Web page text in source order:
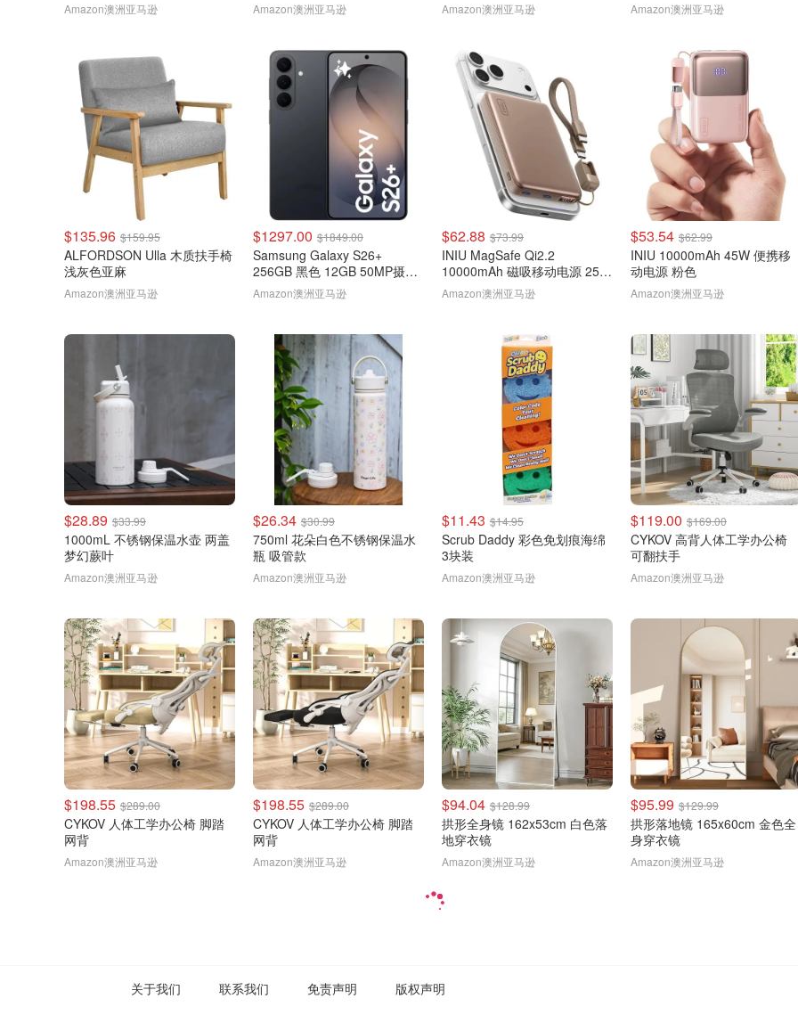
Amazon澳洲亚马逊 Amazon澳洲亚马逊 Amazon澳洲亚马逊 Amazon澳洲亚马逊
$135.96 $159.95
ALFORDSON Ulla 木质扶手椅
浅灰色亚麻
Amazon澳洲亚马逊
$1297.00 $1849.00
Samsung Galaxy S26+
256GB 黑色 12GB 50MP摄像
头
Amazon澳洲亚马逊
$62.88 $73.99
INIU MagSafe Qi2.2
10000mAh 磁吸移动电源 25W
棕色
Amazon澳洲亚马逊
$53.54 $62.99
INIU 10000mAh 45W 便携移
动电源 粉色
Amazon澳洲亚马逊
$28.89 $33.99
1000mL 不锈钢保温水壶 两盖
梦幻蕨叶
Amazon澳洲亚马逊
$26.34 $30.99
750ml 花朵白色不锈钢保温水
瓶 吸管款
Amazon澳洲亚马逊
$11.43 $14.95
Scrub Daddy 彩色免划痕海绵
3块装
Amazon澳洲亚马逊
$119.00 $169.00
CYKOV 高背人体工学办公椅
可翻扶手
Amazon澳洲亚马逊
$198.55 $289.00
CYKOV 人体工学办公椅 脚踏
网背
Amazon澳洲亚马逊
$198.55 $289.00
CYKOV 人体工学办公椅 脚踏
网背
Amazon澳洲亚马逊
$94.04 $128.99
拱形全身镜 162x53cm 白色落
地穿衣镜
Amazon澳洲亚马逊
$95.99 $129.99
拱形落地镜 165x60cm 金色全
身穿衣镜
Amazon澳洲亚马逊
关于我们 联系我们 免责声明 版权声明